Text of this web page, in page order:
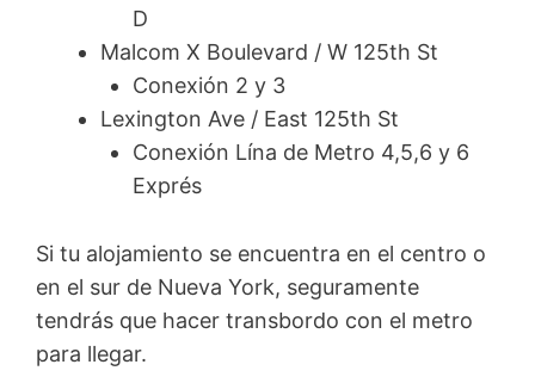
D
Malcom X Boulevard / W 125th St
Conexión 2 y 3
Lexington Ave / East 125th St
Conexión Lína de Metro 4,5,6 y 6
Exprés
Si tu alojamiento se encuentra en el centro o
en el sur de Nueva York, seguramente
tendrás que hacer transbordo con el metro
para llegar.